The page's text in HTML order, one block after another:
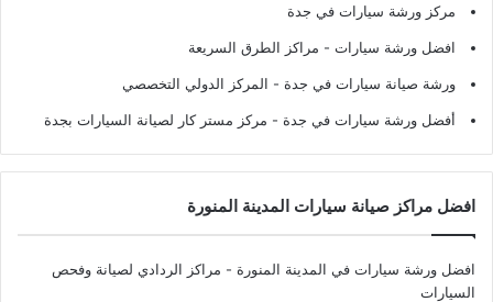
مركز ورشة سيارات في جدة
افضل ورشة سيارات - مراكز الطرق السريعة
ورشة صيانة سيارات في جدة - المركز الدولي التخصصي
أفضل ورشة سيارات في جدة - مركز مستر كار لصيانة السيارات بجدة
افضل مراكز صيانة سيارات المدينة المنورة
افضل ورشة سيارات في المدينة المنورة - مراكز الردادي لصيانة وفحص
السيارات